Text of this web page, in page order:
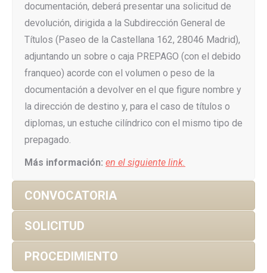
documentación, deberá presentar una solicitud de
devolución, dirigida a la Subdirección General de
Títulos (Paseo de la Castellana 162, 28046 Madrid),
adjuntando un sobre o caja PREPAGO (con el debido
franqueo) acorde con el volumen o peso de la
documentación a devolver en el que figure nombre y
la dirección de destino y, para el caso de títulos o
diplomas, un estuche cilíndrico con el mismo tipo de
prepagado.
Más información: en el siguiente link.
CONVOCATORIA
SOLICITUD
PROCEDIMIENTO